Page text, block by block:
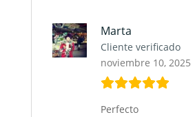
Marta
Cliente verificado
noviembre 10, 2025
Perfecto